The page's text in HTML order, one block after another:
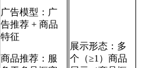
广告模型：广
告推荐 + 商品
特征
商品推荐：服
展示形态：多
个（≥1）商品